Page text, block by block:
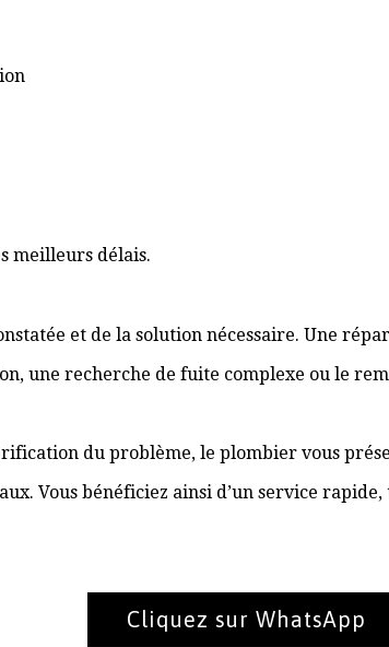
meilleurs délais.
et de la solution nécessaire. Une
une recherche de fuite complexe ou le
du problème, le plombier vous
Vous bénéficiez ainsi d’un service
Cliquez sur WhatsApp